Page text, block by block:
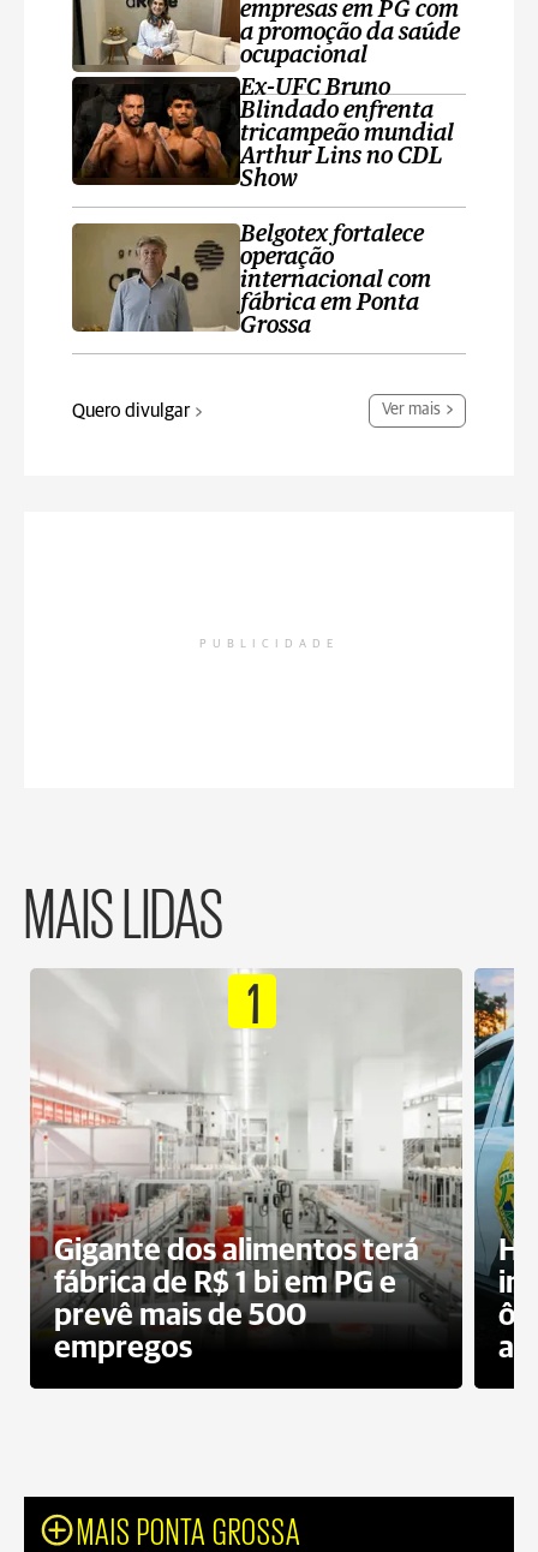
empresas em PG com
a promoção da saúde
ocupacional
Ex-UFC Bruno
Blindado enfrenta
tricampeão mundial
Arthur Lins no CDL
Show
Belgotex fortalece
operação
internacional com
fábrica em Ponta
Grossa
Quero divulgar Ver mais
PUBLICIDADE
MAIS LIDAS
1
Gigante dos alimentos terá
fábrica de R$ 1 bi em PG e
prevê mais de 500
empregos
MAIS PONTA GROSSA